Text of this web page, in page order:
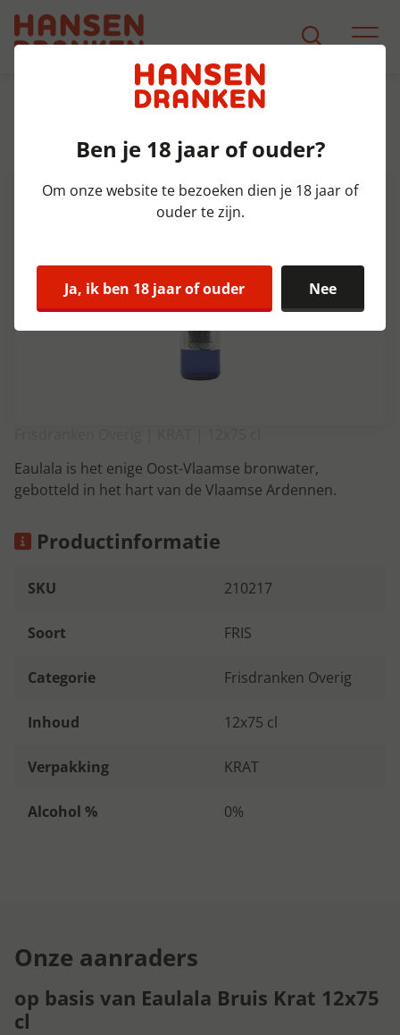
Product Detail
Eaulala Bruis Krat 12x75 cl
Eaulala is het enige Oost-Vlaamse bronwater,
gebotteld in het hart van de Vlaamse Ardennen.
Productinformatie
SKU 210217
Soort FRIS
Categorie Frisdranken Overig
Inhoud 12x75 cl
Verpakking KRAT
Alcohol % 0%
Onze aanraders
op basis van Eaulala Bruis Krat 12x75
cl
Ben je 18 jaar of ouder?
Om onze website te bezoeken dien je 18 jaar of
ouder te zijn.
Ja, ik ben 18 jaar of ouder Nee